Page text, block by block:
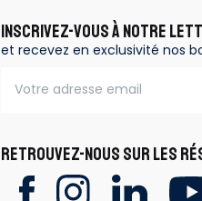
INSCRIVEZ-VOUS À NOTRE
et recevez en exclusivité nos
RETROUVEZ-NOUS SUR LES